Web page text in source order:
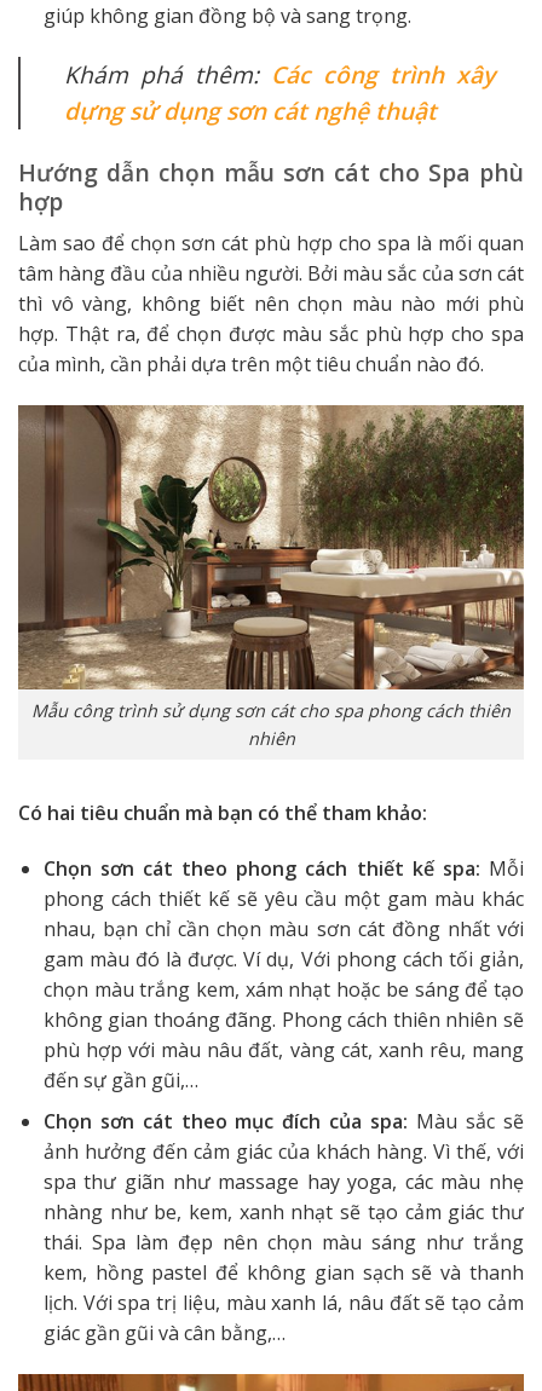
giúp không gian đồng bộ và sang trọng.
Khám phá thêm: Các công trình xây
dựng sử dụng sơn cát nghệ thuật
Hướng dẫn chọn mẫu sơn cát cho Spa phù
hợp
Làm sao để chọn sơn cát phù hợp cho spa là mối quan
tâm hàng đầu của nhiều người. Bởi màu sắc của sơn cát
thì vô vàng, không biết nên chọn màu nào mới phù
hợp. Thật ra, để chọn được màu sắc phù hợp cho spa
của mình, cần phải dựa trên một tiêu chuẩn nào đó.
Mẫu công trình sử dụng sơn cát cho spa phong cách thiên
nhiên
Có hai tiêu chuẩn mà bạn có thể tham khảo:
Chọn sơn cát theo phong cách thiết kế spa: Mỗi
phong cách thiết kế sẽ yêu cầu một gam màu khác
nhau, bạn chỉ cần chọn màu sơn cát đồng nhất với
gam màu đó là được. Ví dụ, Với phong cách tối giản,
chọn màu trắng kem, xám nhạt hoặc be sáng để tạo
không gian thoáng đãng. Phong cách thiên nhiên sẽ
phù hợp với màu nâu đất, vàng cát, xanh rêu, mang
đến sự gần gũi,…
Chọn sơn cát theo mục đích của spa: Màu sắc sẽ
ảnh hưởng đến cảm giác của khách hàng. Vì thế, với
spa thư giãn như massage hay yoga, các màu nhẹ
nhàng như be, kem, xanh nhạt sẽ tạo cảm giác thư
thái. Spa làm đẹp nên chọn màu sáng như trắng
kem, hồng pastel để không gian sạch sẽ và thanh
lịch. Với spa trị liệu, màu xanh lá, nâu đất sẽ tạo cảm
giác gần gũi và cân bằng,…